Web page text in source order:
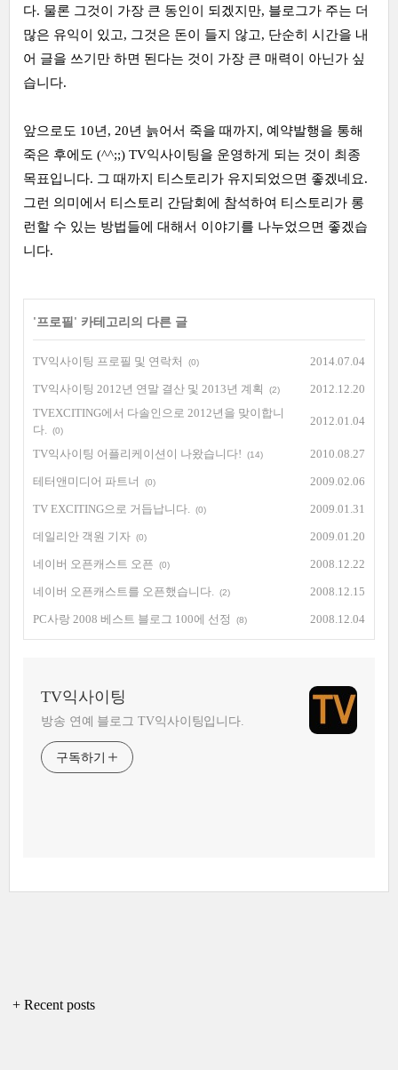
다. 물론 그것이 가장 큰 동인이 되겠지만, 블로그가 주는 더
많은 유익이 있고, 그것은 돈이 들지 않고, 단순히 시간을 내
어 글을 쓰기만 하면 된다는 것이 가장 큰 매력이 아닌가 싶
습니다.
앞으로도 10년, 20년 늙어서 죽을 때까지, 예약발행을 통해
죽은 후에도 (^^;;) TV익사이팅을 운영하게 되는 것이 최종
목표입니다. 그 때까지 티스토리가 유지되었으면 좋겠네요.
그런 의미에서 티스토리 간담회에 참석하여 티스토리가 롱
런할 수 있는 방법들에 대해서 이야기를 나누었으면 좋겠습
니다.
'프로필 ' 카테고리의 다른 글
TV익사이팅 프로필 및 연락처 (0) 2014.07.04
TV익사이팅 2012년 연말 결산 및 2013년 계획 (2)
2012.12.20
TVEXCITING에서 다솔인으로 2012년을 맞이합니
다.
(0)
2012.01.04
TV익사이팅 어플리케이션이 나왔습니다! (14) 2010.08.27
테터앤미디어 파트너 (0) 2009.02.06
TV EXCITING으로 거듭납니다. (0) 2009.01.31
데일리안 객원 기자 (0) 2009.01.20
네이버 오픈캐스트 오픈 (0) 2008.12.22
네이버 오픈캐스트를 오픈했습니다. (2) 2008.12.15
PC사랑 2008 베스트 블로그 100에 선정 (8) 2008.12.04
TV익사이팅
방송 연예 블로그 TV익사이팅입니다.
구독하기
+ Recent posts